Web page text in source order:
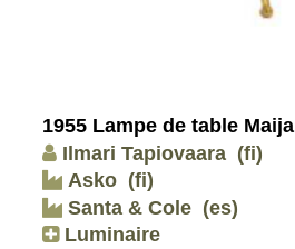
1955 Lampe de table Maija
Ilmari Tapiovaara (fi)
Asko (fi)
Santa & Cole (es)
Luminaire